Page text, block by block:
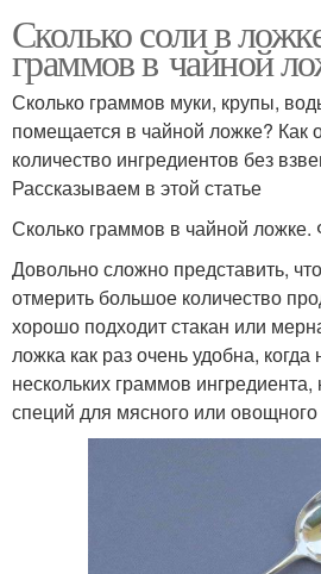
Сколько соли в
граммов в чайной
Сколько граммов муки, крупы,
помещается в чайной ложке? Как
количество ингредиентов без
Рассказываем в этой статье
Сколько граммов в чайной ложке.
Довольно сложно представить,
отмерить большое количество
хорошо подходит стакан или
ложка как раз очень удобна, когда
нескольких граммов
специй для мясного или